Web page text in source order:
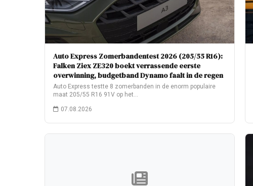
Auto Express Zomerbandentest 2026 (205/55 R16):
Falken Ziex ZE320 boekt verrassende eerste
overwinning, budgetband Dynamo faalt in de regen
Auto Express testte 8 zomerbanden in de enorm populaire
maat 205/55 R16 91V op het…
07.08.2026